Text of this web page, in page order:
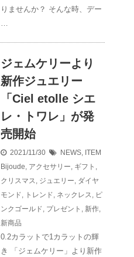
りませんか？ そんな時、デー
ジェムケリーより
新作ジュエリー
「Ciel etolle シエ
レ・トワレ」が発
売開始
2021/11/30 NEWS, ITEM
Bijoude, アクセサリー, ギフト ,
クリスマス, ジュエリー, ダイヤ
モンド, トレンド, ネックレス, ピ
ンクゴールド, プレゼント , 新作,
新商品
0.2カラットで1カラットの輝
き 「ジェムケリー」より新作